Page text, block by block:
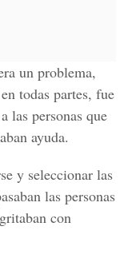
un problema,
todas partes, fue
las personas que
ayuda.
y seleccionar las
las personas
con